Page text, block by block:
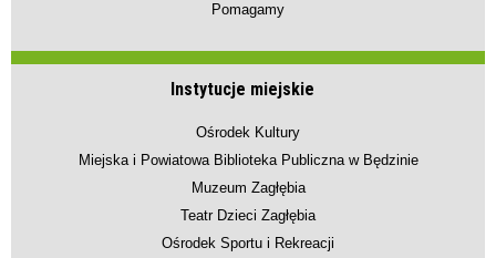
Pomagamy
Instytucje miejskie
Ośrodek Kultury
Miejska i Powiatowa Biblioteka Publiczna w Będzinie
Muzeum Zagłębia
Teatr Dzieci Zagłębia
Ośrodek Sportu i Rekreacji